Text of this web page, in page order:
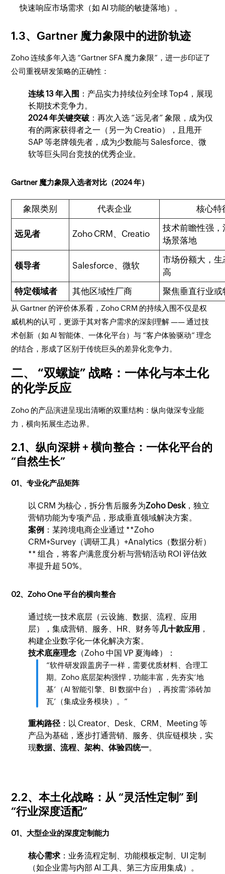
快速响应市场需求（如 AI 功能的敏捷落地）。
1.3、Gartner 魔力象限中的进阶轨迹
Zoho 连续多年入选 “Gartner SFA 魔力象限”，进一步印证了
公司重视研发策略的正确性：
连续 13 年入围 ：产品实力持续位列全球 Top4，展现
长期技术竞争力。
2024 年关键突破 ：再次入选 “远见者” 象限，成为仅
有的两家获得者之一（另一为 Creatio），且甩开
SAP 等老牌领先者，成为少数能与 Salesforce、微
软等巨头同台竞技的优秀企业。
Gartner 魔力象限入选者对比（2024 年）
象限类别 代表企业 核心特
远见者 Zoho CRM、Creatio
技术前瞻性强
场景落地
领导者 Salesforce、微软
市场份额大，
高
特定领域者
其他区域性厂商 聚焦垂直行业
从 Gartner 的评价体系看，Zoho CRM 的持续入围不仅是权
威机构的认可，更源于其对客户需求的深刻理解 —— 通过技
术创新（如 AI 智能体、一体化平台）与 “客户体验驱动” 理念
的结合，形成了区别于传统巨头的差异化竞争力。
二、 “双螺旋” 战略：一体化与本土化
的化学反应
Zoho 的产品演进呈现出清晰的双重结构：纵向做深专业能
力，横向拓展生态边界。
2.1、纵向深耕 + 横向整合：一体化平台的
“自然生长”
01、专业化产品矩阵
以 CRM 为核心，拆分售后服务为Zoho Desk，独立
营销功能为专项产品，形成垂直领域解决方案。
案例 ：某跨境电商企业通过 **Zoho
CRM+Survey（调研工具）+Analytics（数据分析）
** 组合，将客户满意度分析与营销活动 ROI 评估效
率提升超 50%。
02、Zoho One 平台的横向整合
通过统一技术底层（云设施、数据、流程、应用
层），集成营销、服务、HR、财务等几十款应用 ，
构建企业数字化一体化解决方案。
技术底座理念 （Zoho 中国 VP 夏海峰）：
“软件研发跟盖房子一样，需要优质材料、合理工
期。Zoho 底层架构强悍，功能丰富，先夯实‘地
基’（AI 智能引擎、BI 数据中台），再按需‘添砖加
瓦’（集成业务模块）。”
重构路径：以 Creator、Desk、CRM、Meeting 等
产品为基础，逐步打通营销、服务、供应链模块，实
现数据、流程、架构、体验四统一。
2.2、本土化战略：从 “灵活性定制” 到
“行业深度适配”
01、大型企业的深度定制能力
核心需求：业务流程定制、功能模板定制、UI 定制
（如企业需与内部 AI 工具、第三方应用集成）。